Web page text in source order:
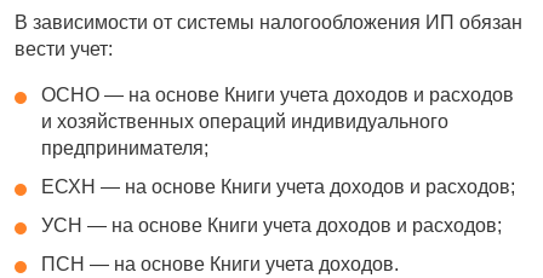
В зависимости от системы налогообложения ИП обязан
вести учет:
ОСНО — на основе Книги учета доходов и расходов
и хозяйственных операций индивидуального
предпринимателя;
ЕСХН — на основе Книги учета доходов и расходов;
УСН — на основе Книги учета доходов и расходов;
ПСН — на основе Книги учета доходов.